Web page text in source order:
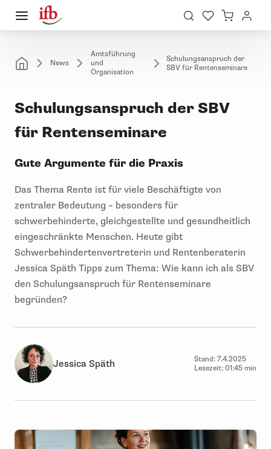
News
Amtsführung
und
Organisation
Schulungsanspruch der
SBV für Rentenseminare
Schulungsanspruch der SBV
für Rentenseminare
Gute Argumente für die Praxis
Das Thema Rente ist für viele Beschäftigte von
zentraler Bedeutung – besonders für
schwerbehinderte, gleichgestellte und gesundheitlich
eingeschränkte Menschen. Heute gibt
Schwerbehindertenvertreterin und Rentenberaterin
Jessica Späth Tipps zum Thema: Wie kann ich als SBV
den Schulungsanspruch für Rentenseminare
begründen?
Jessica Späth Stand: 7.4.2025
Lesezeit: 01:45 min